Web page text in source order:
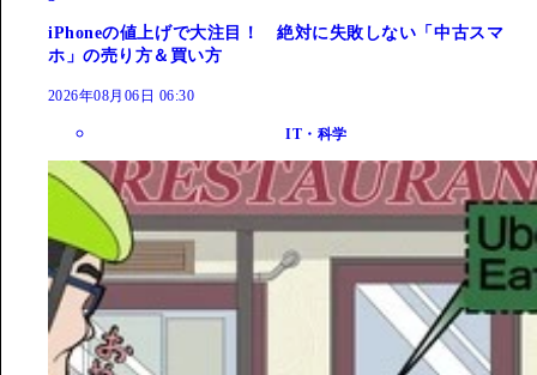
iPhoneの値上げで大注目！ 絶対に失敗しない「中古スマ
ホ」の売り方＆買い方
2026年08月06日 06:30
IT・科学